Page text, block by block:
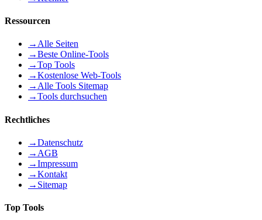
Ressourcen
→ Alle Seiten
→Beste Online-Tools
→Top Tools
→Kostenlose Web-Tools
→ Alle Tools Sitemap
→Tools durchsuchen
Rechtliches
→Datenschutz
→ AGB
→Impressum
→Kontakt
→ Sitemap
Top Tools